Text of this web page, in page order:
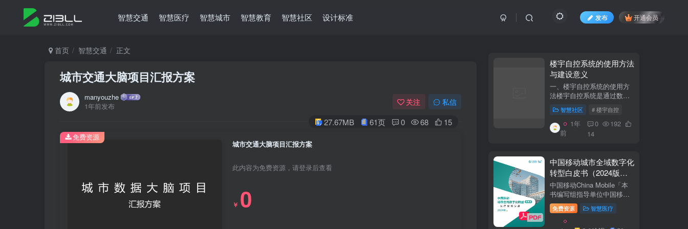
智慧交通 智慧医疗 智慧城市 智慧教育 智慧社区 设计标准 发布 开通会员
首页 智慧交通 正文
城市交通大脑项目汇报方案
manyouzhe
1年前发布
关注 私信
27.67MB 61页 0 68 15
城市交通大脑项目汇报方案
此内容为免费资源，请登录后查看
￥ 0
免费资源
​​楼宇自控系统的使用方法
与建设意义​
一、楼宇自控系统的使用方
法​​楼宇自控系统是通过数字
化、自动化技术对建筑内机
电设备（如暖通空调、照
明、电梯、给排水等）进行
集中监控、管理和优化运行
智慧社区 # 楼宇自控
1年
前
0
192
14
中国移动城市全域数字化
转型白皮书（2024版）-
医疗保障分册
中国移动China Mobile「本
书编写组指导单位中国移动
集团公司政企事业部编写单
位中移系统集成有限公司主
编李双佶、丁静、杨勇、赵
免费资源 智慧医疗